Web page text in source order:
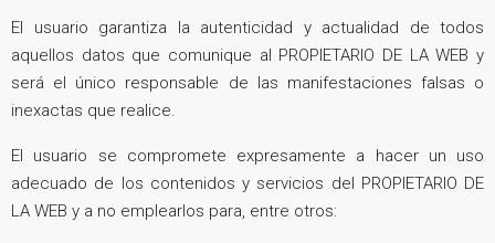
El usuario garantiza la autenticidad y actualidad de todos
aquellos datos que comunique al PROPIETARIO DE LA WEB y
será el único responsable de las manifestaciones falsas o
inexactas que realice.
El usuario se compromete expresamente a hacer un uso
adecuado de los contenidos y servicios del PROPIETARIO DE
LA WEB y a no emplearlos para, entre otros: